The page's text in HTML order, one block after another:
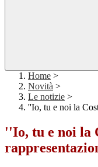
Home >
Novità >
Le notizie >
''Io, tu e noi la
''Io, tu e noi la